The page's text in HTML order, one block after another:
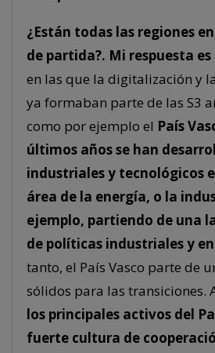
¿Están todas las regiones
de partida?. Mi respuesta es
en las que la digitalización y
ya formaban parte de las S3
como por ejemplo el País
últimos años se han
industriales y tecnológicos
área de la energía, o la
ejemplo, partiendo de una
de políticas industriales y
tanto, el País Vasco parte de
sólidos para las transiciones.
los principales activos del
fuerte cultura de